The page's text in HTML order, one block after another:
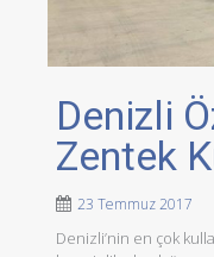
Denizli
Zentek
23 Temmuz 2017
Denizli’nin en çok